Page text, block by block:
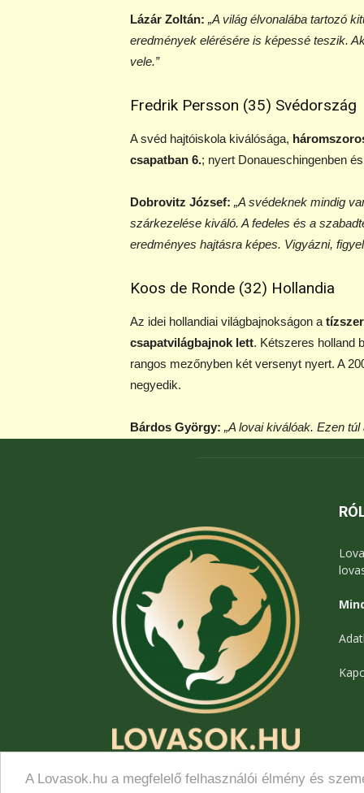
A Lovasok.hu a megfelelő felhasználói élmény és
Lázár Zoltán: „A világ élvonalába tartozó
eredmények elérésére is képessé teszik.
vele.”
Fredrik Persson (35) Svédország
A svéd hajtóiskola kiválósága,
csapatban 6.; nyert Donaueschingenben
Dobrovitz József: „A svédeknek mindig
szárkezelése kiváló. A fedeles és a
eredményes hajtásra képes. Vigyázni,
Koos de Ronde (32) Hollandia
Az idei hollandiai világbajnokságon a
csapatvilágbajnok lett. Kétszeres holland
rangos mezőnyben két versenyt nyert. A
negyedik.
Bárdos György: „A lovai kiválóak. Ezen
Hatszoros világbajnok.
három csapat-) világbajnoki aranyérme
nyerni.
A magyar lovassport örökös bajnoka
.
legrangosabb lovasversenyén Aachenben
világkupa döntőben 5.
Egyetemi lovastanár. Fogatának
© Lovasok.hu